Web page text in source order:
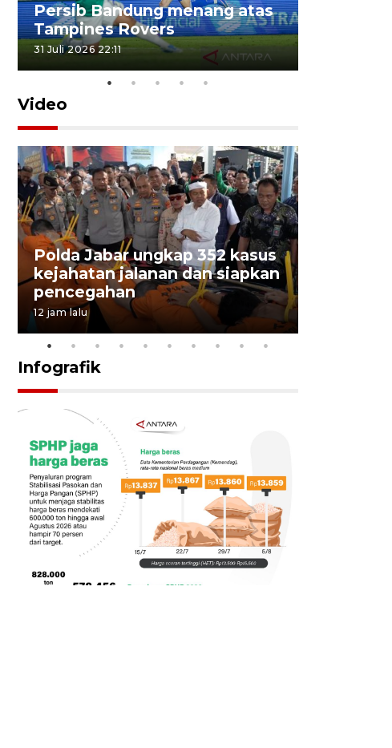
Persib Bandung menang atas
Tampines Rovers
31 Juli 2026 22:11
Video
Polda Jabar ungkap 352 kasus
kejahatan jalanan dan siapkan
pencegahan
12 jam lalu
Infografik